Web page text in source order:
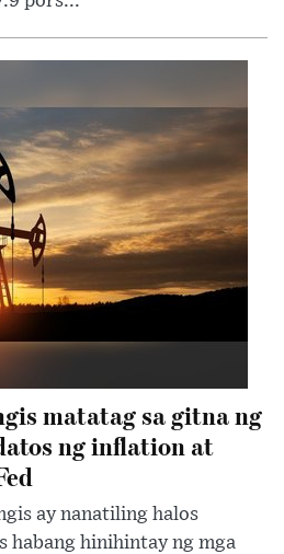
matatag sa gitna ng
ng inflation at
ay nanatiling halos
habang hinihintay ng mga